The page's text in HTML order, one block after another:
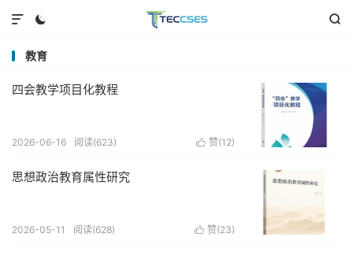
 

教育
四会教学项目化教程
 赞(12)
2026-06-16 阅读(623)
思想政治教育属性研究
 赞(23)
2026-05-11 阅读(628)